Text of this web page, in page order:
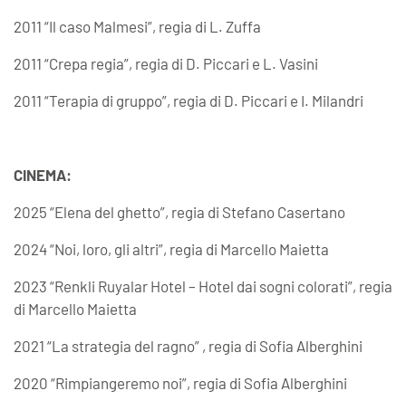
2011 “Il caso Malmesi”, regia di L. Zuffa
2011 “Crepa regia”, regia di D. Piccari e L. Vasini
2011 “Terapia di gruppo”, regia di D. Piccari e I. Milandri
CINEMA:
2025 “Elena del ghetto”, regia di Stefano Casertano
2024 “Noi, loro, gli altri”, regia di Marcello Maietta
2023 “Renkli Ruyalar Hotel – Hotel dai sogni colorati”, regia
di Marcello Maietta
2021 “La strategia del ragno” , regia di Sofia Alberghini
2020 “Rimpiangeremo noi”, regia di Sofia Alberghini